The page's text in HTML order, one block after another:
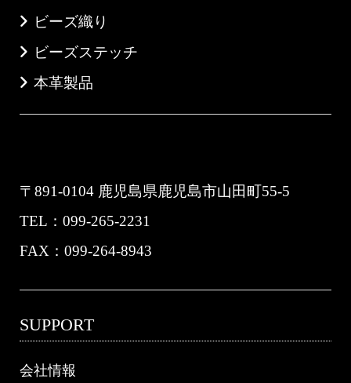
ビーズ織り
ビーズステッチ
本革製品
〒891-0104 鹿児島県鹿児島市山田町55-5
TEL：099-265-2231
FAX：099-264-8943
SUPPORT
会社情報